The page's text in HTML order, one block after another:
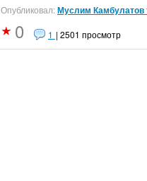
Опубликовал:Муслим Камбулатов
0 1 | 2501 просмотр